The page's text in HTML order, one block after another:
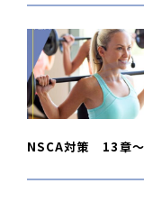
NSCA対策 13章〜